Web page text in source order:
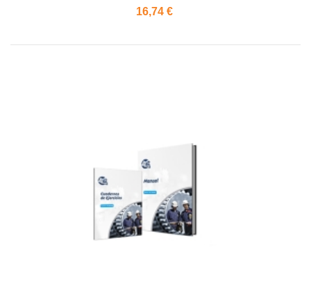
16,74 €